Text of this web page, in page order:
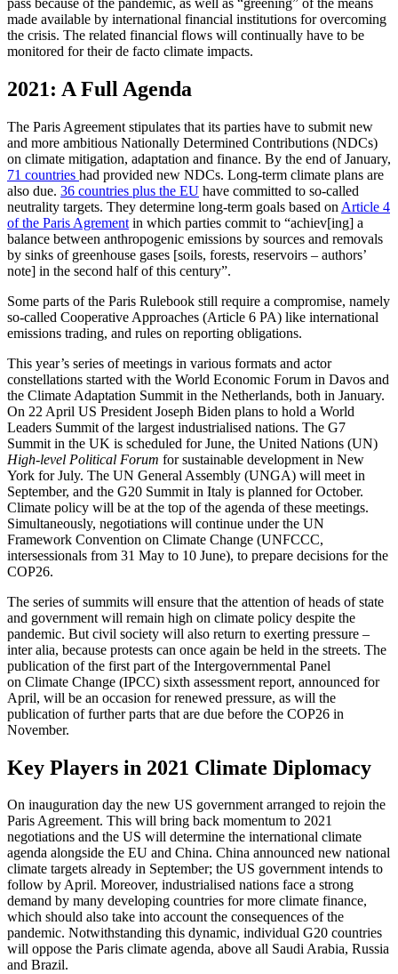
made available by international financial institutions for overcoming
the crisis. The related financial flows will continually have to be
monitored for their de facto climate impacts.
2021: A Full Agenda
The Paris Agreement stipulates that its par­ties have to submit new
and more ambi­tious Nationally Determined Contributions (NDCs)
on climate mitigation, adap­tation and finance. By the end of January,
71 countries had provided new NDCs. Long-term climate plans are
also due. 36 coun­tries plus the EU have committed to so-called
neutrality targets. They determine long-term goals based on Article 4
of the Paris Agrement in which parties commit to “achiev[ing] a
balance between anthropogenic emissions by sources and removals
by sinks of greenhouse gases [soils, forests, reservoirs – authors’
note] in the second half of this century”.
Some parts of the Paris Rulebook still require a compromise, namely
so-called Cooperative Approaches (Article 6 PA) like international
emissions trading, and rules on reporting obligations.
This year’s series of meetings in various formats and actor
constellations started with the World Economic Forum in Davos and
the Climate Adaptation Summit in the Netherlands, both in January.
On 22 April US President Joseph Biden plans to hold a World
Leaders Summit of the largest in­dus­trialised nations. The G7
Summit in the UK is scheduled for June, the United Nations (UN)
High-level Political Forum for sustainable development in New
York for July. The UN General Assembly (UNGA) will meet in
September, and the G20 Summit in Italy is planned for October.
Climate policy will be at the top of the agenda of these meetings.
Simultaneously, negotiations will continue under the UN
Framework Convention on Climate Change (UNFCCC,
intersessionals from 31 May to 10 June), to prepare deci­sions for the
COP26.
The series of summits will ensure that the attention of heads of state
and govern­ment will remain high on climate policy despite the
pandemic. But civil society will also return to exerting pressure –
inter alia, because protests can once again be held in the streets. The
publication of the first part of the Intergovernmental Panel
on Climate Change (IPCC) sixth assessment report, announced for
April, will be an occasion for renewed pressure, as will the
publication of further parts that are due before the COP26 in
November.
Key Players in 2021 Climate Diplomacy
On inauguration day the new US government arranged to rejoin the
Paris Agreement. This will bring back momentum to 2021
negotiations and the US will determine the international climate
agenda along­side the EU and China. China an­nounced new national
climate targets already in September; the US government intends to
follow by April. Moreover, indus­trialised nations face a strong
demand by many developing countries for more cli­mate finance,
which should also take into account the consequences of the
pandemic. Notwithstanding this dynamic, individual G20 countries
will oppose the Paris climate agenda, above all Saudi Arabia, Russia
and Brazil.